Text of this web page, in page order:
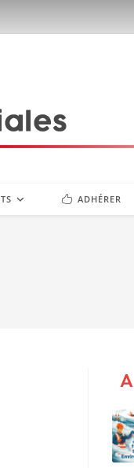
ADHÉRER